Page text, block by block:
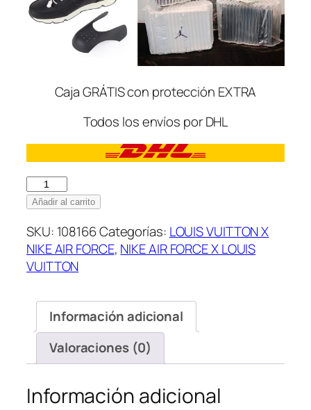
Caja GRÁTIS con protección EXTRA
Todos los envíos por DHL
Louis
Vuitton
Nike
Air
Force
LV8
Black
cantidad
Añadir al carrito
SKU: 108166Categorías: LOUIS VUITTON X
NIKE AIR FORCE, NIKE AIR FORCE X LOUIS
VUITTON
Información adicional
Valoraciones (0)
Información adicional